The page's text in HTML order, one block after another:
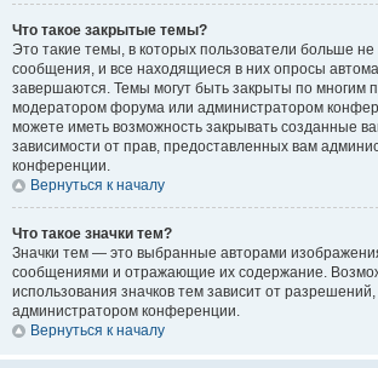
Что такое закрытые темы?
Это такие темы, в которых пользователи больше не
сообщения, и все находящиеся в них опросы
завершаются. Темы могут быть закрыты по многим
модератором форума или администратором
можете иметь возможность закрывать созданные
зависимости от прав, предоставленных вам
конференции.
Вернуться к началу
Что такое значки тем?
Значки тем — это выбранные авторами
сообщениями и отражающие их содержание.
использования значков тем зависит от
администратором конференции.
Вернуться к началу